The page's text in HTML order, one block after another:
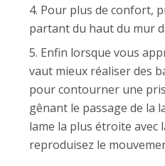
Pour plus de confort,
partant du haut du mur
Enfin lorsque vous
vaut mieux réaliser des
pour contourner une
gênant le passage de la
lame la plus étroite avec
reproduisez le